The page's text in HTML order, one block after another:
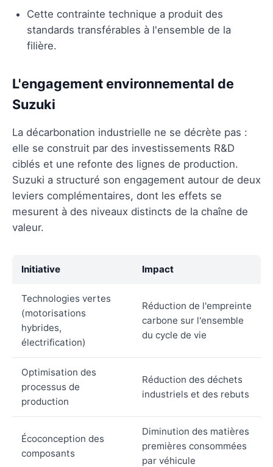
Cette contrainte technique a produit des
standards transférables à l'ensemble de la
filière.
L'engagement environnemental de
Suzuki
La décarbonation industrielle ne se décrète pas :
elle se construit par des investissements R&D
ciblés et une refonte des lignes de production.
Suzuki a structuré son engagement autour de deux
leviers complémentaires, dont les effets se
mesurent à des niveaux distincts de la chaîne de
valeur.
Initiative Impact
Technologies vertes
(motorisations
hybrides,
électrification)
Réduction de l'empreinte
carbone sur l'ensemble
du cycle de vie
Optimisation des
processus de
production
Réduction des déchets
industriels et des rebuts
Écoconception des
composants
Diminution des matières
premières consommées
par véhicule